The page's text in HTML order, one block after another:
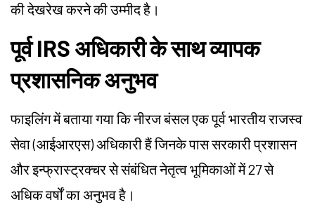
की देखरेख करने की उम्मीद है।
पूर्व IRS अधिकारी के साथ व्यापक
प्रशासनिक अनुभव
फाइलिंग में बताया गया कि नीरज बंसल एक पूर्व भारतीय राजस्व
सेवा (आईआरएस) अधिकारी हैं जिनके पास सरकारी प्रशासन
और इन्फ्रास्ट्रक्चर से संबंधित नेतृत्व भूमिकाओं में 27 से
अधिक वर्षों का अनुभव है।